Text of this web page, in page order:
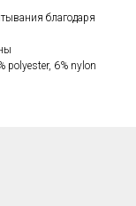
благодаря
polyester, 6% nylon